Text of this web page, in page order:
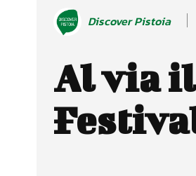
Discover Pistoia
Al via